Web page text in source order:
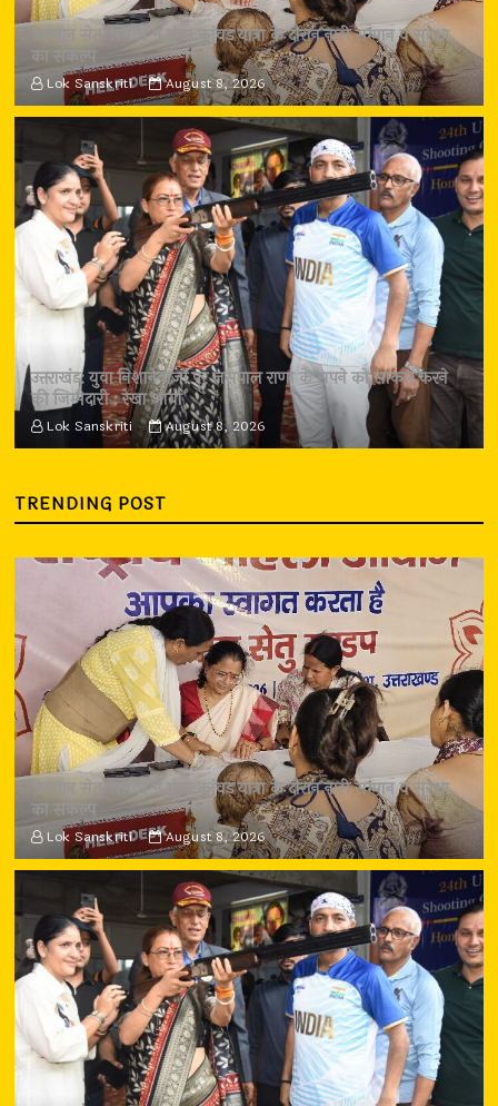
‘सम्मान सेतु’ शिविर में गूंजा कांवड़ यात्रा के दौरान नारी सम्मान व सुरक्षा
का संकल्प
Lok Sanskriti August 8, 2026
उत्तराखंड: युवा निशानेबाजों पर जसपाल राणा के सपने को साकार करने
की जिम्मेदारी : रेखा आर्या
Lok Sanskriti August 8, 2026
TRENDING POST
‘सम्मान सेतु’ शिविर में गूंजा कांवड़ यात्रा के दौरान नारी सम्मान व सुरक्षा
का संकल्प
Lok Sanskriti August 8, 2026